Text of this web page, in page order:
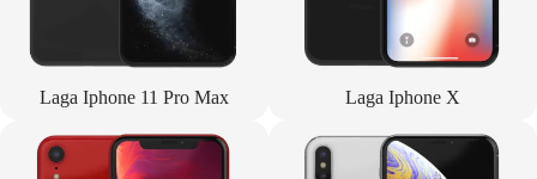
Laga Iphone 11 Pro Max Laga Iphone X